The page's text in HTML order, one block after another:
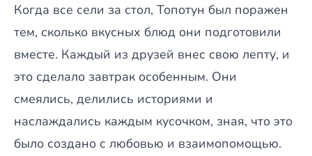
Когда все сели за стол, Топотун был поражен
тем, сколько вкусных блюд они подготовили
вместе. Каждый из друзей внес свою лепту, и
это сделало завтрак особенным. Они
смеялись, делились историями и
наслаждались каждым кусочком, зная, что это
было создано с любовью и взаимопомощью.